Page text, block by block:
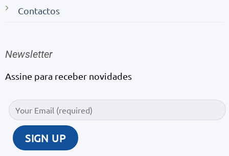
Contactos
Newsletter
Assine para receber novidades